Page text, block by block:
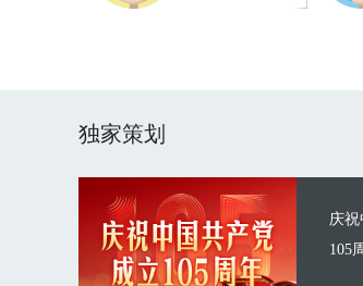
独家策划
庆
105